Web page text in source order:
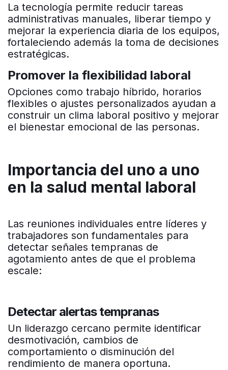
La tecnología permite reducir tareas
administrativas manuales, liberar tiempo y
mejorar la experiencia diaria de los equipos,
fortaleciendo además la toma de decisiones
estratégicas.
Promover la flexibilidad laboral
Opciones como trabajo híbrido, horarios
flexibles o ajustes personalizados ayudan a
construir un clima laboral positivo y mejorar
el bienestar emocional de las personas.
Importancia del uno a uno
en la salud mental laboral
Las reuniones individuales entre líderes y
trabajadores son fundamentales para
detectar señales tempranas de
agotamiento antes de que el problema
escale:
Detectar alertas tempranas
Un liderazgo cercano permite identificar
desmotivación, cambios de
comportamiento o disminución del
rendimiento de manera oportuna.